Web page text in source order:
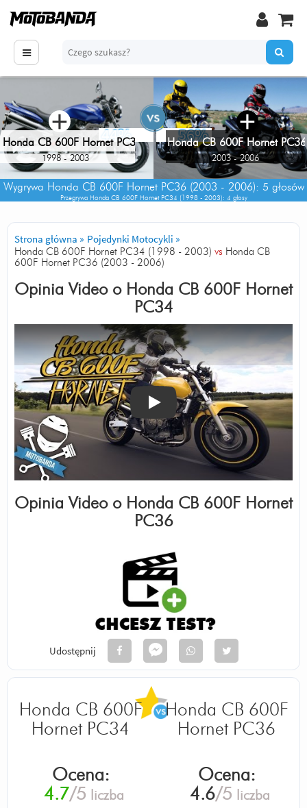
44% 56%
Honda CB 600F Hornet PC34
1998 - 2003
+
Honda CB 600F Hornet PC36
2003 - 2006
+
Wygrywa Honda CB 600F Hornet PC36 (2003 - 2006): 5 głosów
Przegrywa Honda CB 600F Hornet PC34 (1998 - 2003) : 4 głosy
Strona główna » Pojedynki Motocykli »
Honda CB 600F Hornet PC34 (1998 - 2003) vs Honda CB
600F Hornet PC36 (2003 - 2006)
Opinia Video o Honda CB 600F Hornet
PC34
Odtwórz
Opinia Video o Honda CB 600F Hornet
PC36
Udostępnij
Honda CB 600F
Hornet PC34
Honda CB 600F
Hornet PC36
Ocena:
4.7/5 liczba
Ocena:
4.6/5 liczba